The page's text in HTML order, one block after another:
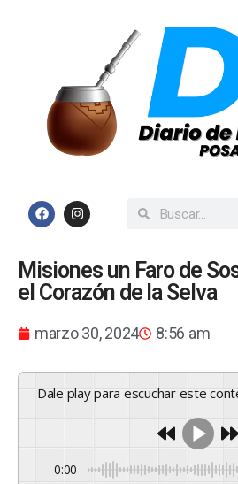
Misiones un Faro de
el Corazón de la Selva
marzo 30, 2024 8:56 am
Dale play para escuchar este
0:00